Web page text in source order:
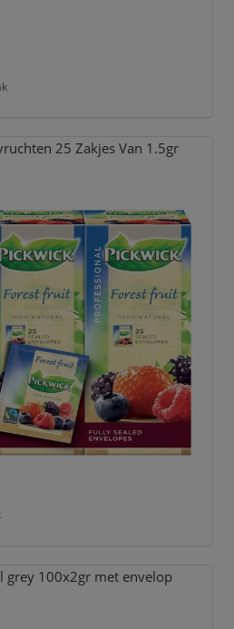
25 Zakjes Van 1.5gr
grey 100x2gr met envelop